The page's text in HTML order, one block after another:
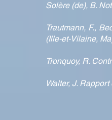
Solère (de), B.
Trautmann, F.,
(Ille-et-Vilaine,
Tronquoy, R.
Walter, J.